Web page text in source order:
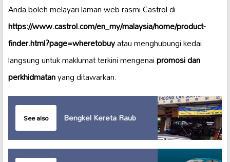
Anda boleh melayari laman web rasmi Castrol di
https://www.castrol.com/en_my/malaysia/home/product-
finder.html?page=wheretobuyatau menghubungi kedai
langsung untuk maklumat terkini mengenaipromosi dan
perkhidmatanyang ditawarkan.
See also Bengkel Kereta Raub